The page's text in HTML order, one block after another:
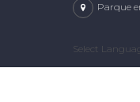
Parque
Select